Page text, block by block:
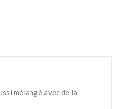
mélangé avec de la